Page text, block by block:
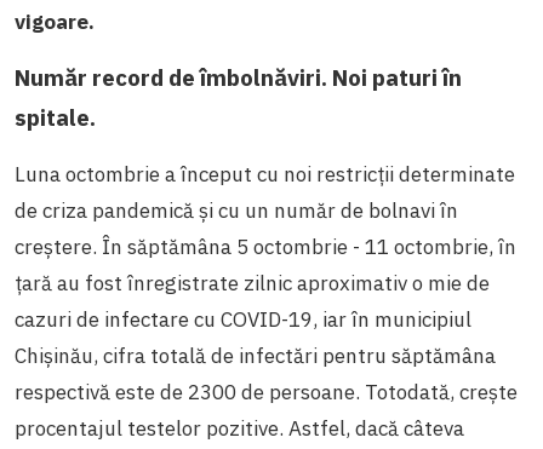
vigoare.
Număr record de îmbolnăviri. Noi paturi în
spitale.
Luna octombrie a început cu noi restricții determinate
de criza pandemică și cu un număr de bolnavi în
creștere. În săptămâna 5 octombrie - 11 octombrie, în
țară au fost înregistrate zilnic aproximativ o mie de
cazuri de infectare cu COVID-19, iar în municipiul
Chișinău, cifra totală de infectări pentru săptămâna
respectivă este de 2300 de persoane. Totodată, crește
procentajul testelor pozitive. Astfel, dacă câteva